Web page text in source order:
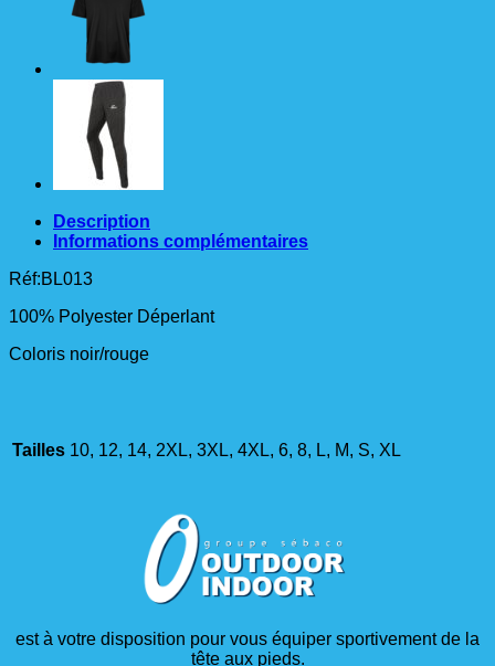
Description
Informations complémentaires
Réf:BL013
100% Polyester Déperlant
Coloris noir/rouge
Tailles 10, 12, 14, 2XL, 3XL, 4XL, 6, 8, L, M, S, XL
est à votre disposition pour vous équiper sportivement de la
tête aux pieds.